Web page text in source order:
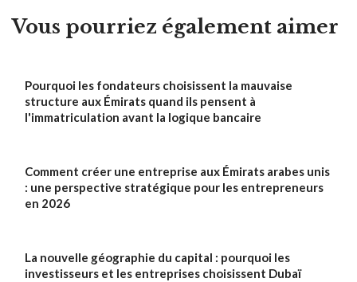
Vous pourriez également aimer
Pourquoi les fondateurs choisissent la mauvaise
structure aux Émirats quand ils pensent à
l'immatriculation avant la logique bancaire
Comment créer une entreprise aux Émirats arabes unis
: une perspective stratégique pour les entrepreneurs
en 2026
La nouvelle géographie du capital : pourquoi les
investisseurs et les entreprises choisissent Dubaï